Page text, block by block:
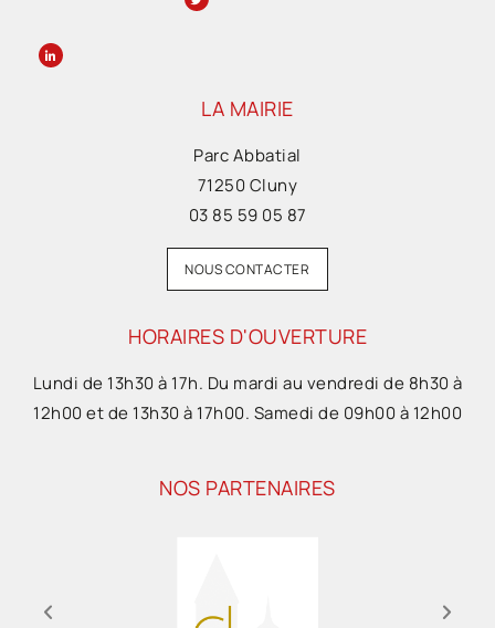
LA MAIRIE
Parc Abbatial
71250 Cluny
03 85 59 05 87
NOUS CONTACTER
HORAIRES D'OUVERTURE
Lundi de 13h30 à 17h. Du mardi au vendredi de 8h30 à
12h00 et de 13h30 à 17h00. Samedi de 09h00 à 12h00
NOS PARTENAIRES